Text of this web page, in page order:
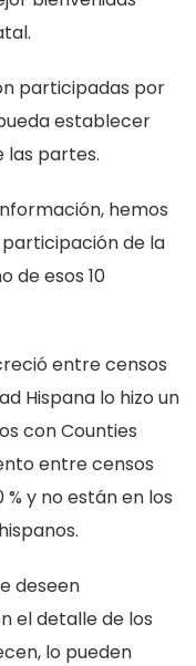
participadas por
establecer
las partes.
hemos
participación de la
de esos 10
entre censos
Hispana lo hizo un
con Counties
entre censos
y no están en los
deseen
el detalle de los
lo pueden